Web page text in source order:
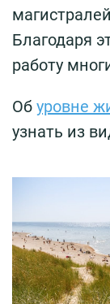
Благодаря
работу
Об уровне
узнать из